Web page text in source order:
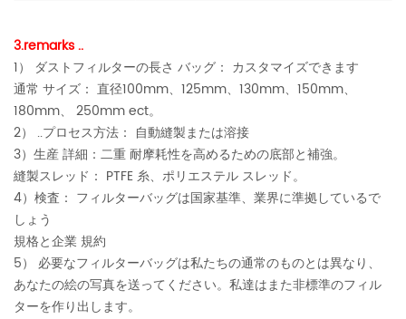
3.remarks ..
1） ダストフィルターの長さ バッグ： カスタマイズできます
通常 サイズ： 直径100mm、125mm、130mm、150mm、
180mm、 250mm ect。
2） ..プロセス方法： 自動縫製または溶接
3）生産 詳細：二重 耐摩耗性を高めるための底部と補強。
縫製スレッド： PTFE 糸、ポリエステル スレッド。
4）検査： フィルターバッグは国家基準、業界に準拠しているで
しょう
規格と企業 規約
5） 必要なフィルターバッグは私たちの通常のものとは異なり、
あなたの絵の写真を送ってください。私達はまた非標準のフィル
ターを作り出します。